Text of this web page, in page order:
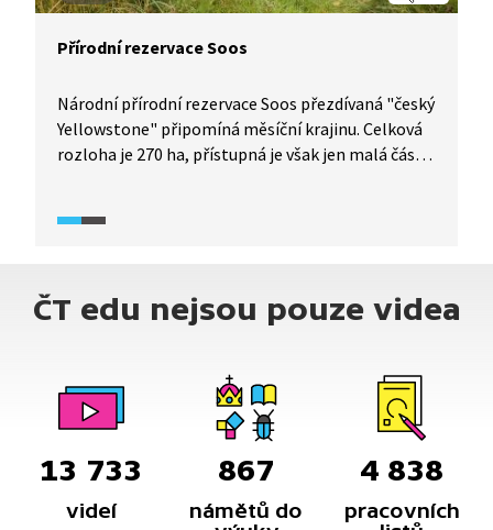
Přírodní rezervace Soos
Národní přírodní rezervace Soos přezdívaná "český
Yellowstone" připomíná měsíční krajinu. Celková
rozloha je 270 ha, přístupná je však jen malá část,
v Chebské pánvi. Také se zde nachází tzv. bahenní
ČT edu nejsou pouze videa
13 733
videí
867
námětů do
4 838
pracovních